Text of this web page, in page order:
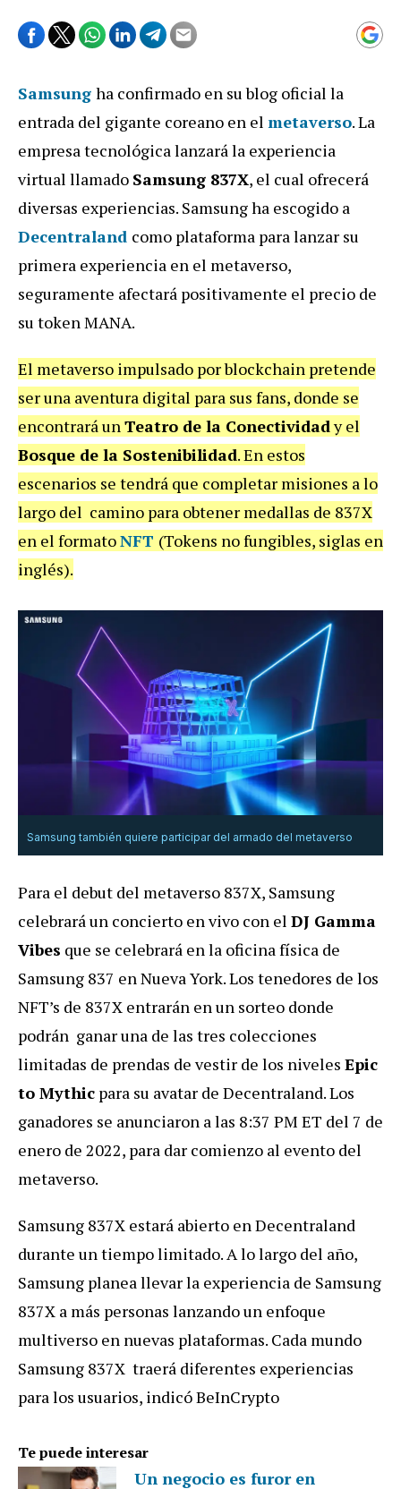
Samsung ha confirmado en su blog oficial la
entrada del gigante coreano en el metaverso. La
empresa tecnológica lanzará la experiencia
virtual llamado Samsung 837X, el cual ofrecerá
diversas experiencias. Samsung ha escogido a
Decentraland como plataforma para lanzar su
primera experiencia en el metaverso,
seguramente afectará positivamente el precio de
su token MANA.
El metaverso impulsado por blockchain pretende
ser una aventura digital para sus fans, donde se
encontrará unTeatro de la Conectividady el
Bosque de la Sostenibilidad. En estos
escenarios se tendrá que completar misiones a lo
largo del camino para obtener medallas de 837X
en el formatoNFT (Tokens no fungibles, siglas en
inglés).
Samsung también quiere participar del armado del metaverso
Para el debut del metaverso 837X, Samsung
celebrará un concierto en vivo con el DJ Gamma
Vibes que se celebrará en la oficina física de
Samsung 837 en Nueva York. Los tenedores de los
NFT’s de 837X entrarán en un sorteo donde
podrán ganar una de las tres colecciones
limitadas de prendas de vestir de los niveles Epic
to Mythic para su avatar de Decentraland. Los
ganadores se anunciaron a las 8:37 PM ET del 7 de
enero de 2022, para dar comienzo al evento del
metaverso.
Samsung 837X estará abierto en Decentraland
durante un tiempo limitado. A lo largo del año,
Samsung planea llevar la experiencia de Samsung
837X a más personas lanzando un enfoque
multiverso en nuevas plataformas. Cada mundo
Samsung 837X traerá diferentes experiencias
para los usuarios, indicó BeInCrypto
Te puede interesar
Un negocio es furor en